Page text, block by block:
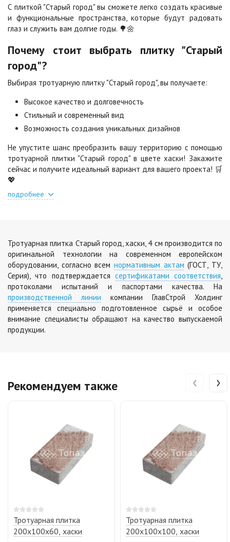
Стоун
1 040 ₽/м
Хаски
1 040 ₽/м
Черная
840 ₽
Черно-белая
Шафран
2
Яшма
1 040 ₽
2
С плиткой "Старый город" вы сможете легко создать красивые
и функциональные пространства, которые будут радовать
глаз и служить вам долгие годы. 🌳🌼
Почему стоит выбрать плитку "Старый
город"?
Выбирая тротуарную плитку "Старый город", вы получаете:
Высокое качество и долговечность
Стильный и современный вид
Возможность создания уникальных дизайнов
Не упустите шанс преобразить вашу территорию с помощью
тротуарной плитки "Старый город" в цвете хаски! Закажите
сейчас и получите идеальный вариант для вашего проекта! 🛒
💖
подробнее
Тротуарная плитка Старый город, хаски, 4 см производится по
оригинальной технологии на современном европейском
оборудовании, согласно всем нормативным актам (ГОСТ, ТУ,
Серия), что подтверждается сертификатами соответствия
протоколами испытаний и паспортами качества. На
производственной линии компании ГлавСтрой Холдинг
применяется специально подготовленное сырьё и особое
внимание специалисты обращают на качество выпускаемой
продукции.
Рекомендуем также
Тротуарная плитка
200х100х60, хаски
Тротуарная плитка
200х100х100, хаски
‹ ›